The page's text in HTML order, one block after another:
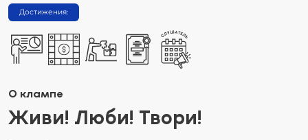
Достижения:
О клампе
Живи! Люби! Твори!